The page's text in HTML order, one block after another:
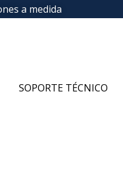
a medida
SOPORTE TÉCNICO